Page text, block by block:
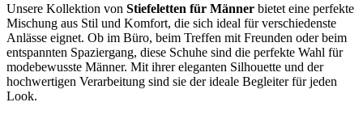
Unsere Kollektion von Stiefeletten für Männer bietet eine perfekte
Mischung aus Stil und Komfort, die sich ideal für verschiedenste
Anlässe eignet. Ob im Büro, beim Treffen mit Freunden oder beim
entspannten Spaziergang, diese Schuhe sind die perfekte Wahl für
modebewusste Männer. Mit ihrer eleganten Silhouette und der
hochwertigen Verarbeitung sind sie der ideale Begleiter für jeden
Look.